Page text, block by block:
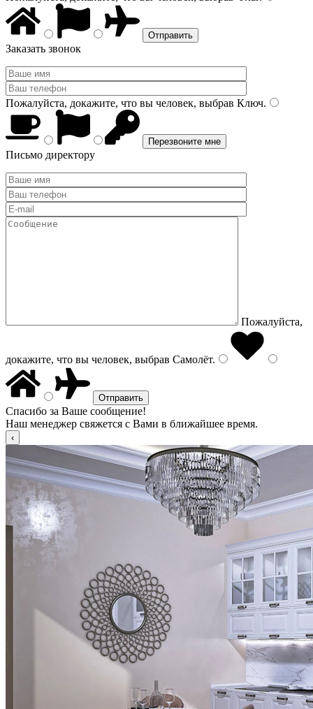
Заказать звонок
Пожалуйста, докажите, что вы человек, выбрав Ключ.
Письмо директору
Пожалуйста,
докажите, что вы человек, выбрав Самолёт.
Спасибо за Ваше сообщение!
Наш менеджер свяжется с Вами в ближайшее время.